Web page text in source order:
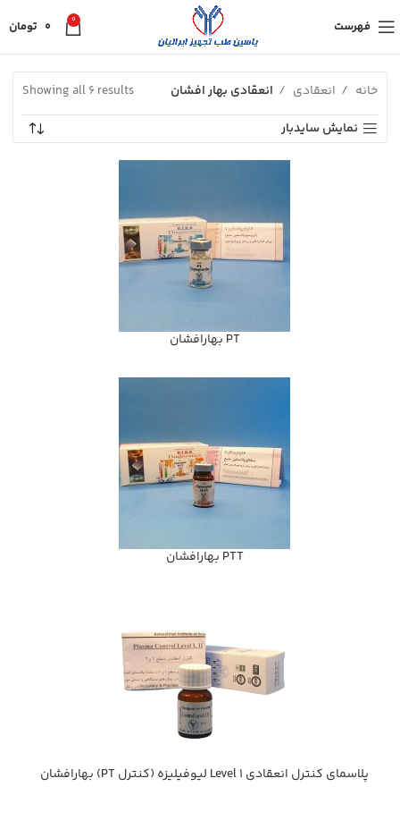
فهرست 0
0 تومان
خانه انعقادی انعقادی بهار افشان
Showing all 6 results
نمایش سایدبار
PT بهارافشان
PTT بهارافشان
پلاسماي كنترل انعقادي Level 1 ليوفيليزه (كنترل PT) بهارافشان